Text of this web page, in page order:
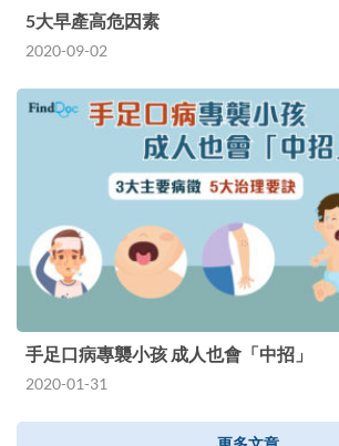
5大早產高危因素
2020-09-02
手足口病專襲小孩 成人也會「中招」
2020-01-31